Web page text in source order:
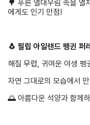
🌳 푸른 열대우림 속을 열
에게도 인기 만점!
🐧 필립 아일랜드 펭귄 퍼
해질 무렵, 귀여운 야생 펭
자연 그대로의 모습에서
🌅 아름다운 석양과 함께